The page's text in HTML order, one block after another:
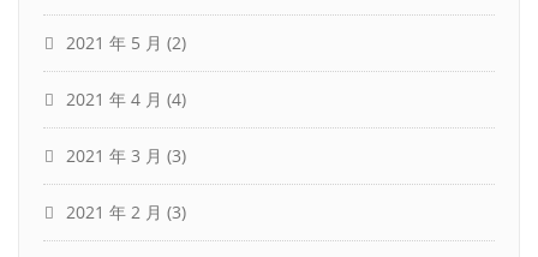
2021 年 5 月 (2)
2021 年 4 月 (4)
2021 年 3 月 (3)
2021 年 2 月 (3)